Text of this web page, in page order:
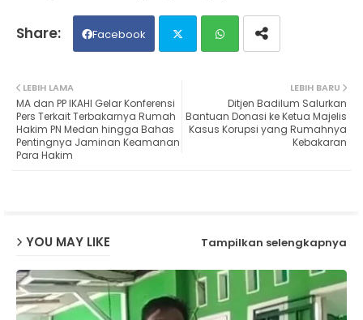
Facebook
ter ats
LEBIH BARU
Ditjen Badilum Salurkan
Bantuan Donasi ke Ketua Majelis
Kasus Korupsi yang Rumahnya
Kebakaran
LEBIH LAMA
MA dan PP IKAHI Gelar Konferensi
Pers Terkait Terbakarnya Rumah
Hakim PN Medan hingga Bahas
Pentingnya Jaminan Keamanan
Para Hakim
YOU MAY LIKE Tampilkan selengkapnya